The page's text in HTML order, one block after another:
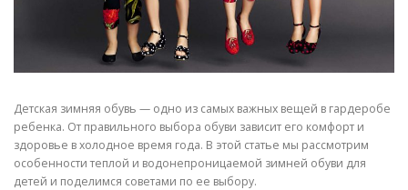
Детская зимняя обувь — одно из самых важных вещей в гардеробе
ребенка. От правильного выбора обуви зависит его комфорт и
здоровье в холодное время года. В этой статье мы рассмотрим
особенности теплой и водонепроницаемой зимней обуви для
детей и поделимся советами по ее выбору.